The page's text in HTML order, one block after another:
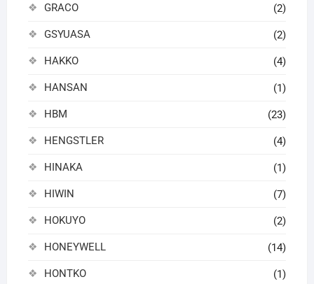
GRACO (2)
GSYUASA (2)
HAKKO (4)
HANSAN (1)
HBM (23)
HENGSTLER (4)
HINAKA (1)
HIWIN (7)
HOKUYO (2)
HONEYWELL (14)
HONTKO (1)